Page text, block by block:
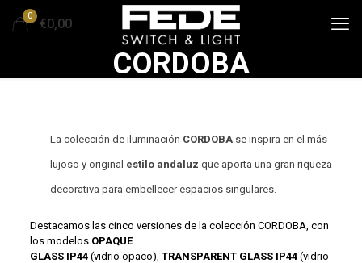
0
€0,00
CORDOBA
La colección de iluminación CORDOBAse inspira en el más
lujoso y original estilo andaluz que aporta una gran riqueza
decorativa para embellecer espacios singulares.
Destacamos las cinco versiones de la colección CORDOBA, con
los modelosOPAQUE
GLASS IP44(vidrio opaco), TRANSPARENT GLASS IP44(vidrio